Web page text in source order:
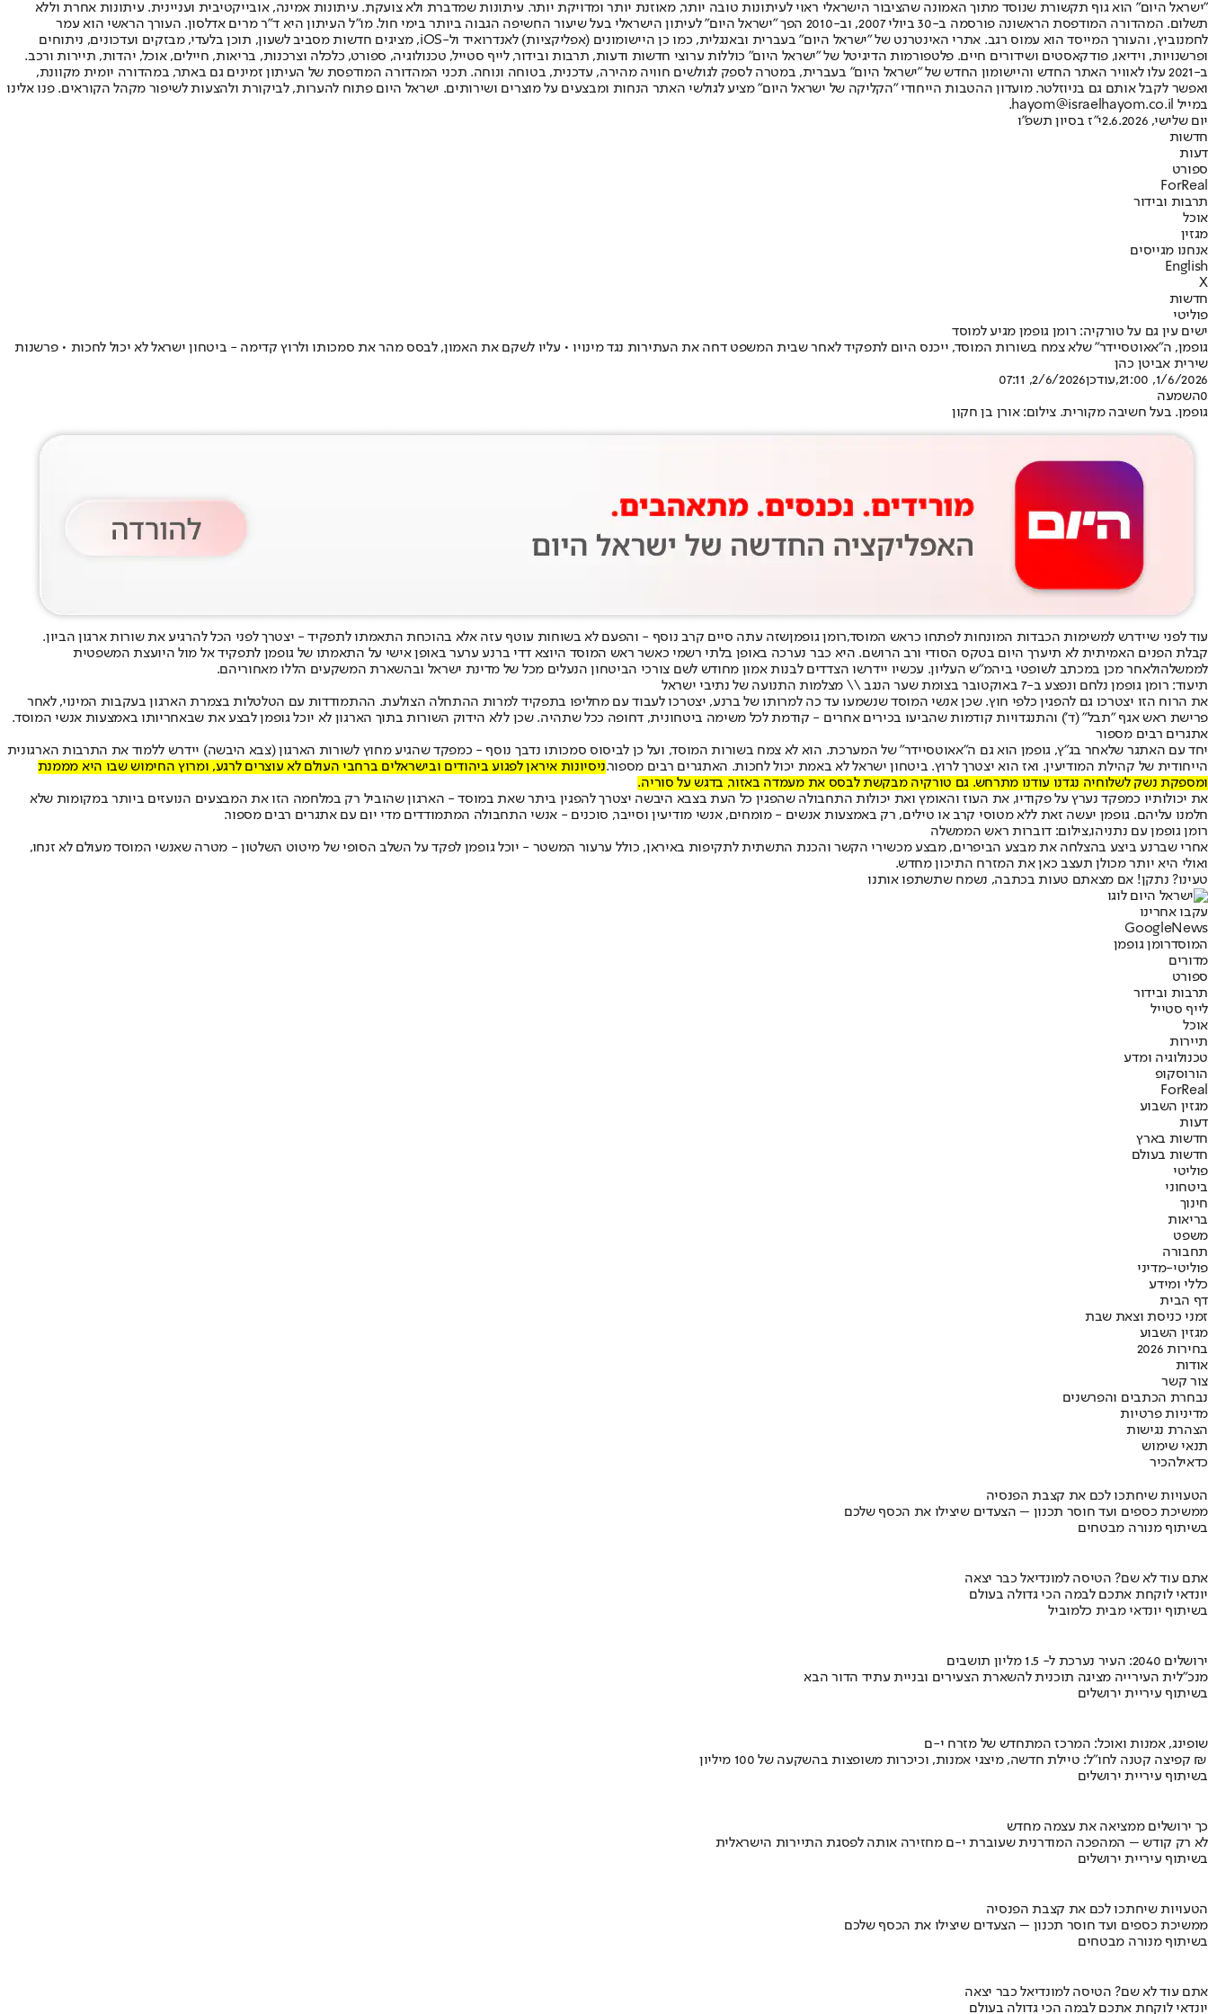
"ישראל היום" הוא גוף תקשורת שנוסד מתוך האמונה שהציבור הישראלי ראוי לעיתונות טובה יותר, מאוזנת יותר ומדויקת יותר. עיתונות שמדברת ולא צועקת. עיתונות אמינה, אובייקטיבית ועניינית. עיתונות אחרת וללא
תשלום. המהדורה המודפסת הראשונה פורסמה ב-30 ביולי 2007, וב-2010 הפך "ישראל היום" לעיתון הישראלי בעל שיעור החשיפה הגבוה ביותר בימי חול. מו"ל העיתון היא ד"ר מרים אדלסון. העורך הראשי הוא עמר
לחמנוביץ, והעורך המייסד הוא עמוס רגב. אתרי האינטרנט של "ישראל היום" בעברית ובאנגלית, כמו כן היישומונים (אפליקציות) לאנדרואיד ול-iOS, מציגים חדשות מסביב לשעון, תוכן בלעדי, מבזקים ועדכונים, ניתוחים
ופרשנויות, וידיאו, פודקאסטים ושידורים חיים. פלטפורמות הדיגיטל של "ישראל היום" כוללות ערוצי חדשות ודעות, תרבות ובידור, לייף סטייל, טכנולוגיה, ספורט, כלכלה וצרכנות, בריאות, חיילים, אוכל, יהדות, תיירות ורכב.
ב-2021 עלו לאוויר האתר החדש והיישומון החדש של "ישראל היום" בעברית, במטרה לספק לגולשים חוויה מהירה, עדכנית, בטוחה ונוחה. תכני המהדורה המודפסת של העיתון זמינים גם באתר, במהדורה יומית מקוונת,
ואפשר לקבל אותם גם בניוזלטר. מועדון ההטבות הייחודי "הקליקה של ישראל היום" מציע לגולשי האתר הנחות ומבצעים על מוצרים ושירותים. ישראל היום פתוח להערות, לביקורת ולהצעות לשיפור מקהל הקוראים. פנו אלינו
במייל hayom@israelhayom.co.il.
יום שלישי, 2.6.2026
י"ז בסיון תשפ"ו
חדשות
דעות
ספורט
ForReal
תרבות ובידור
אוכל
מגזין
אנחנו מגייסים
English
X
חדשות
פוליטי
ישים עין גם על טורקיה: רומן גופמן מגיע למוסד
גופמן, ה"אאוטסיידר" שלא צמח בשורות המוסד, ייכנס היום לתפקיד לאחר שבית המשפט דחה את העתירות נגד מינויו • עליו לשקם את האמון, לבסס מהר את סמכותו ולרוץ קדימה - ביטחון ישראל לא יכול לחכות • פרשנות
שירית אביטן כהן
1/6/2026, 21:00
,עודכן2/6/2026, 07:11
0השמעה
גופמן. בעל חשיבה מקורית. צילום: אורן בן חקון
עוד לפני שיידרש למשימות הכבדות המונחות לפתחו כראש המוסד,רומן גופמןשזה עתה סיים קרב נוסף - והפעם לא בשוחות עוטף עזה אלא בהוכחת התאמתו לתפקיד - יצטרך לפני הכל להרגיע את שורות ארגון הביון.
קבלת הפנים האמיתית לא תיערך היום בטקס הסודי ורב הרושם. היא כבר נערכה באופן בלתי רשמי כאשר ראש המוסד היוצא דדי ברנע ערער באופן אישי על התאמתו של גופמן לתפקיד אל מול היועצת המשפטית
לממשלהולאחר מכן במכתב לשופטי ביהמ"ש העליון. עכשיו יידרשו הצדדים לבנות אמון מחודש לשם צורכי הביטחון הנעלים מכל של מדינת ישראל ובהשארת המשקעים הללו מאחוריהם.
תיעוד: רומן גופמן נלחם ונפצע ב-7 באוקטובר בצומת שער הנגב \\ מצלמות התנועה של נתיבי ישראל
את הרוח הזו יצטרכו גם להפגין כלפי חוץ. שכן אנשי המוסד שנשמעו עד כה למרותו של ברנע, יצטרכו לעבוד עם מחליפו בתפקיד למרות ההתחלה הצולעת. ההתמודדות עם הטלטלות בצמרת הארגון בעקבות המינוי, לאחר
פרישת ראש אגף "תבל" (ד') והתנגדויות קודמות שהביעו בכירים אחרים - קודמת לכל משימה ביטחונית, דחופה ככל שתהיה. שכן ללא הידוק השורות בתוך הארגון לא יוכל גופמן לבצע את שבאחריותו באמצעות אנשי המוסד.
אתגרים רבים מספור
יחד עם האתגר שלאחר בג"ץ, גופמן הוא גם ה"אאוטסיידר" של המערכת. הוא לא צמח בשורות המוסד, ועל כן לביסוס סמכותו נדבך נוסף - כמפקד שהגיע מחוץ לשורות הארגון (צבא היבשה) יידרש ללמוד את התרבות הארגונית
הייחודית של קהילת המודיעין. ואז הוא יצטרך לרוץ. ביטחון ישראל לא באמת יכול לחכות. האתגרים רבים מספור.ניסיונות איראן לפגוע ביהודים ובישראלים ברחבי העולם לא עוצרים לרגע, ומרוץ החימוש שבו היא מממנת
ומספקת נשק לשלוחיה נגדנו עודנו מתרחש. גם טורקיה מבקשת לבסס את מעמדה באזור, בדגש על סוריה.
את יכולותיו כמפקד נערץ על פקודיו, את העוז והאומץ ואת יכולות התחבולה שהפגין כל העת בצבא היבשה יצטרך להפגין ביתר שאת במוסד - הארגון שהוביל רק במלחמה הזו את המבצעים הנועזים ביותר במקומות שלא
חלמנו עליהם. גופמן יעשה זאת ללא מטוסי קרב או טילים, רק באמצעות אנשים - מומחים, אנשי מודיעין וסייבר, סוכנים - אנשי התחבולה המתמודדים מדי יום עם אתגרים רבים מספור.
רומן גופמן עם נתניהו,צילום: דוברות ראש הממשלה
אחרי שברנע ביצע בהצלחה את מבצע הביפרים, מבצע מכשירי הקשר והכנת התשתית לתקיפות באיראן, כולל ערעור המשטר - יוכל גופמן לפקד על השלב הסופי של מיטוט השלטון - מטרה שאנשי המוסד מעולם לא זנחו,
ואולי היא יותר מכולן תעצב כאן את המזרח התיכון מחדש.
טעינו? נתקן! אם מצאתם טעות בכתבה, נשמח שתשתפו אותנו
עקבו אחרינו
Googl eNews
המוסדרומן גופמן
מדורים
ספורט
תרבות ובידור
לייף סטייל
אוכל
תיירות
טכנולוגיה ומדע
הורוסקופ
ForReal
מגזין השבוע
דעות
חדשות בארץ
חדשות בעולם
פוליטי
ביטחוני
חינוך
בריאות
משפט
תחבורה
פוליטי-מדיני
כללי ומידע
דף הבית
זמני כניסת וצאת שבת
מגזין השבוע
בחירות 2026
אודות
צור קשר
נבחרת הכתבים והפרשנים
מדיניות פרטיות
הצהרת נגישות
תנאי שימוש
כדאילהכיר
הטעויות שיחתכו לכם את קצבת הפנסיה
ממשיכת כספים ועד חוסר תכנון – הצעדים שיצילו את הכסף שלכם
בשיתוף מנורה מבטחים
אתם עוד לא שם? הטיסה למונדיאל כבר יצאה
יונדאי לוקחת אתכם לבמה הכי גדולה בעולם
בשיתוף יונדאי מבית כלמוביל
ירושלים 2040: העיר נערכת ל- 1.5 מליון תושבים
מנכ"לית העירייה מציגה תוכנית להשארת הצעירים ובניית עתיד הדור הבא
בשיתוף עיריית ירושלים
שופינג, אמנות ואוכל: המרכז המתחדש של מזרח י-ם
קפיצה קטנה לחו"ל: טיילת חדשה, מיצגי אמנות, וכיכרות משופצות בהשקעה של 100 מיליון ₪
בשיתוף עיריית ירושלים
כך ירושלים ממציאה את עצמה מחדש
לא רק קודש – המהפכה המודרנית שעוברת י-ם מחזירה אותה לפסגת התיירות הישראלית
בשיתוף עיריית ירושלים
הטעויות שיחתכו לכם את קצבת הפנסיה
ממשיכת כספים ועד חוסר תכנון – הצעדים שיצילו את הכסף שלכם
בשיתוף מנורה מבטחים
אתם עוד לא שם? הטיסה למונדיאל כבר יצאה
יונדאי לוקחת אתכם לבמה הכי גדולה בעולם